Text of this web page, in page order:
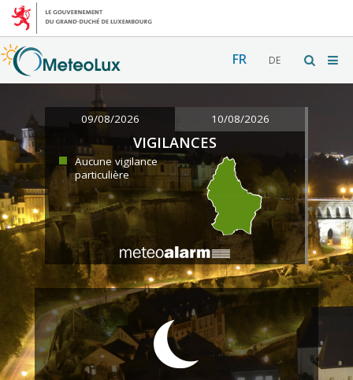
FR DE
09/08/2026 10/08/2026
VIGILANCES
Aucune vigilance
particulière